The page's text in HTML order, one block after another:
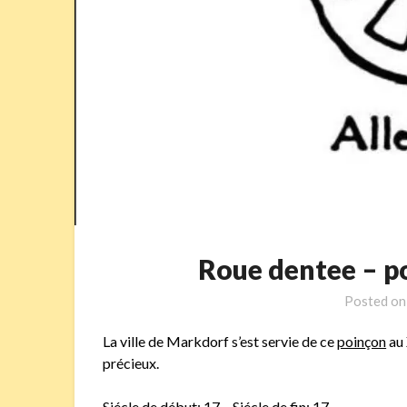
Roue dentee –
Posted on
La ville de Markdorf s’est servie de cepoinçonau
précieux.